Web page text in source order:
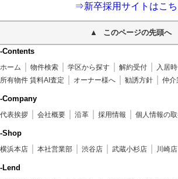
⇒新卒採用サイトはこち
このページの先頭へ
-Contents
ホーム 物件検索 学区から探す 解約受付
入居
所有物件 賃料AI査定
オーナー様へ 勧誘方針 仲介
-Company
代表挨拶 会社概要 沿革 採用情報 個人情報の
-Shop
横浜本店 本社営業部 渋谷店 武蔵小杉店 川崎店
-Lend